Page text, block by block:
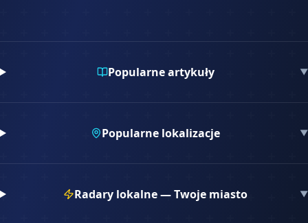
Popularne artykuły ▼
Popularne lokalizacje ▼
Radary lokalne — Twoje miasto ▼